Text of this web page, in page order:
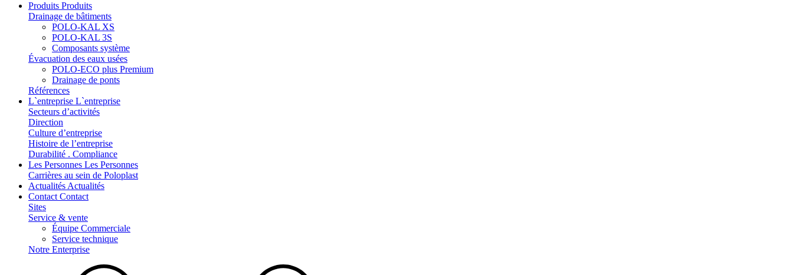
Produits Produits
Drainage de bâtiments
POLO-KAL XS
POLO-KAL 3S
Composants système
Évacuation des eaux usées
POLO-ECO plus Premium
Drainage de ponts
Références
L`entreprise L`entreprise
Secteurs d’activités
Direction
Culture d’entreprise
Histoire de l’entreprise
Durabilité . Compliance
Les Personnes Les Personnes
Carrières au sein de Poloplast
Actualités Actualités
Contact Contact
Sites
Service & vente
Équipe Commerciale
Service technique
Notre Enterprise